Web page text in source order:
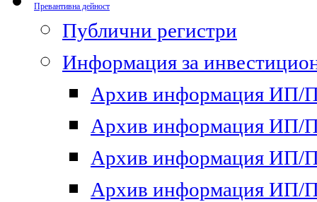
Превантивна дейност
Публични регистри
Информация за
Архив информация ИП/
Архив информация ИП/
Архив информация ИП/
Архив информация ИП/